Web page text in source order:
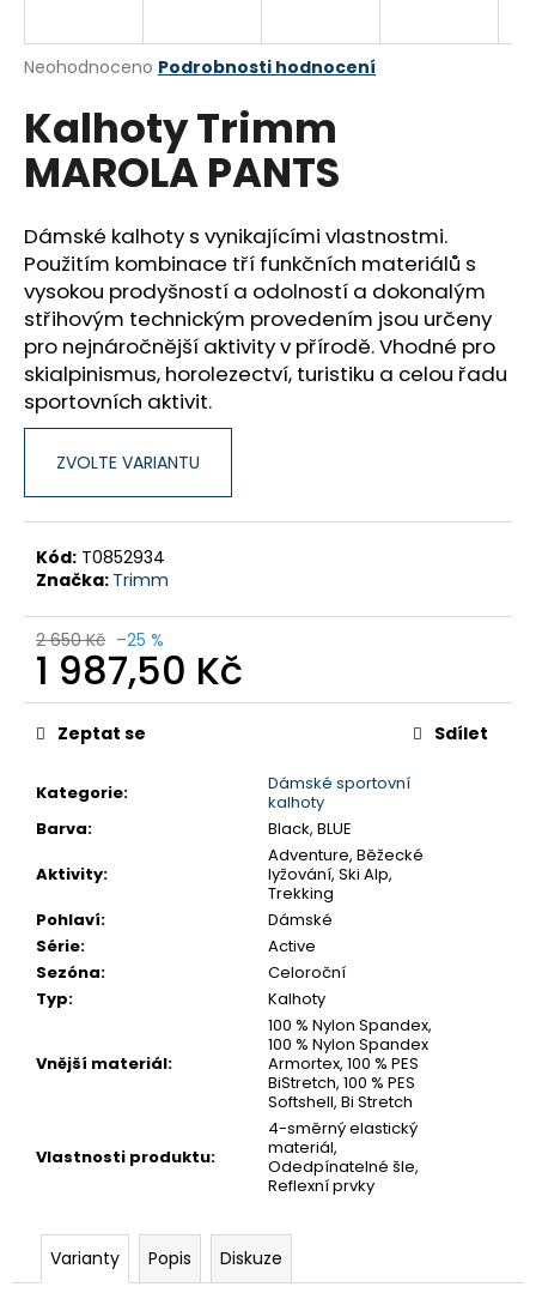
Průměrné
produktu
je
0,0
hvězdiček.
Neohodnoceno Podrobnosti hodnocení
Kalhoty Trimm
MAROLA PANTS
Dámské kalhoty s vynikajícími vlastnostmi.
Použitím kombinace tří funkčních materiálů s
vysokou prodyšností a odolností a dokonalým
střihovým technickým provedením jsou určeny
pro nejnáročnější aktivity v přírodě. Vhodné pro
skialpinismus, horolezectví, turistiku a celou řadu
sportovních aktivit.
ZVOLTE VARIANTU
Kód: T0852934
Značka: Trimm
2 650 Kč –25 %
1 987,50 Kč
Měrná
cena:
Kategorie:
Dámské sportovní
kalhoty
Barva:
Black, BLUE
Aktivity:
Adventure, Běžecké
lyžování, Ski Alp,
Trekking
Pohlaví:
Dámské
Série:
Active
Sezóna:
Celoroční
Typ: Kalhoty
Vnější materiál:
100 % Nylon Spandex,
100 % Nylon Spandex
Armortex, 100 % PES
BiStretch, 100 % PES
Softshell, Bi Stretch
Vlastnosti produktu:
4-směrný elastický
materiál,
Odedpínatelné šle,
Reflexní prvky
Zeptat se Sdílet
Varianty Popis Diskuze
j
t
?
HLEDAT
D
o
p
r
u
u
e
m
KALHOTY
RONDO
SHORT
Kč
790
Kč